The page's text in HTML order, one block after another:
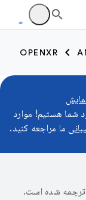
OPENXR
شما هستیم! موارد
ما مراجعه کنید.
ترجمه شده است.